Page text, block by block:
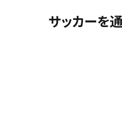
サッカーを